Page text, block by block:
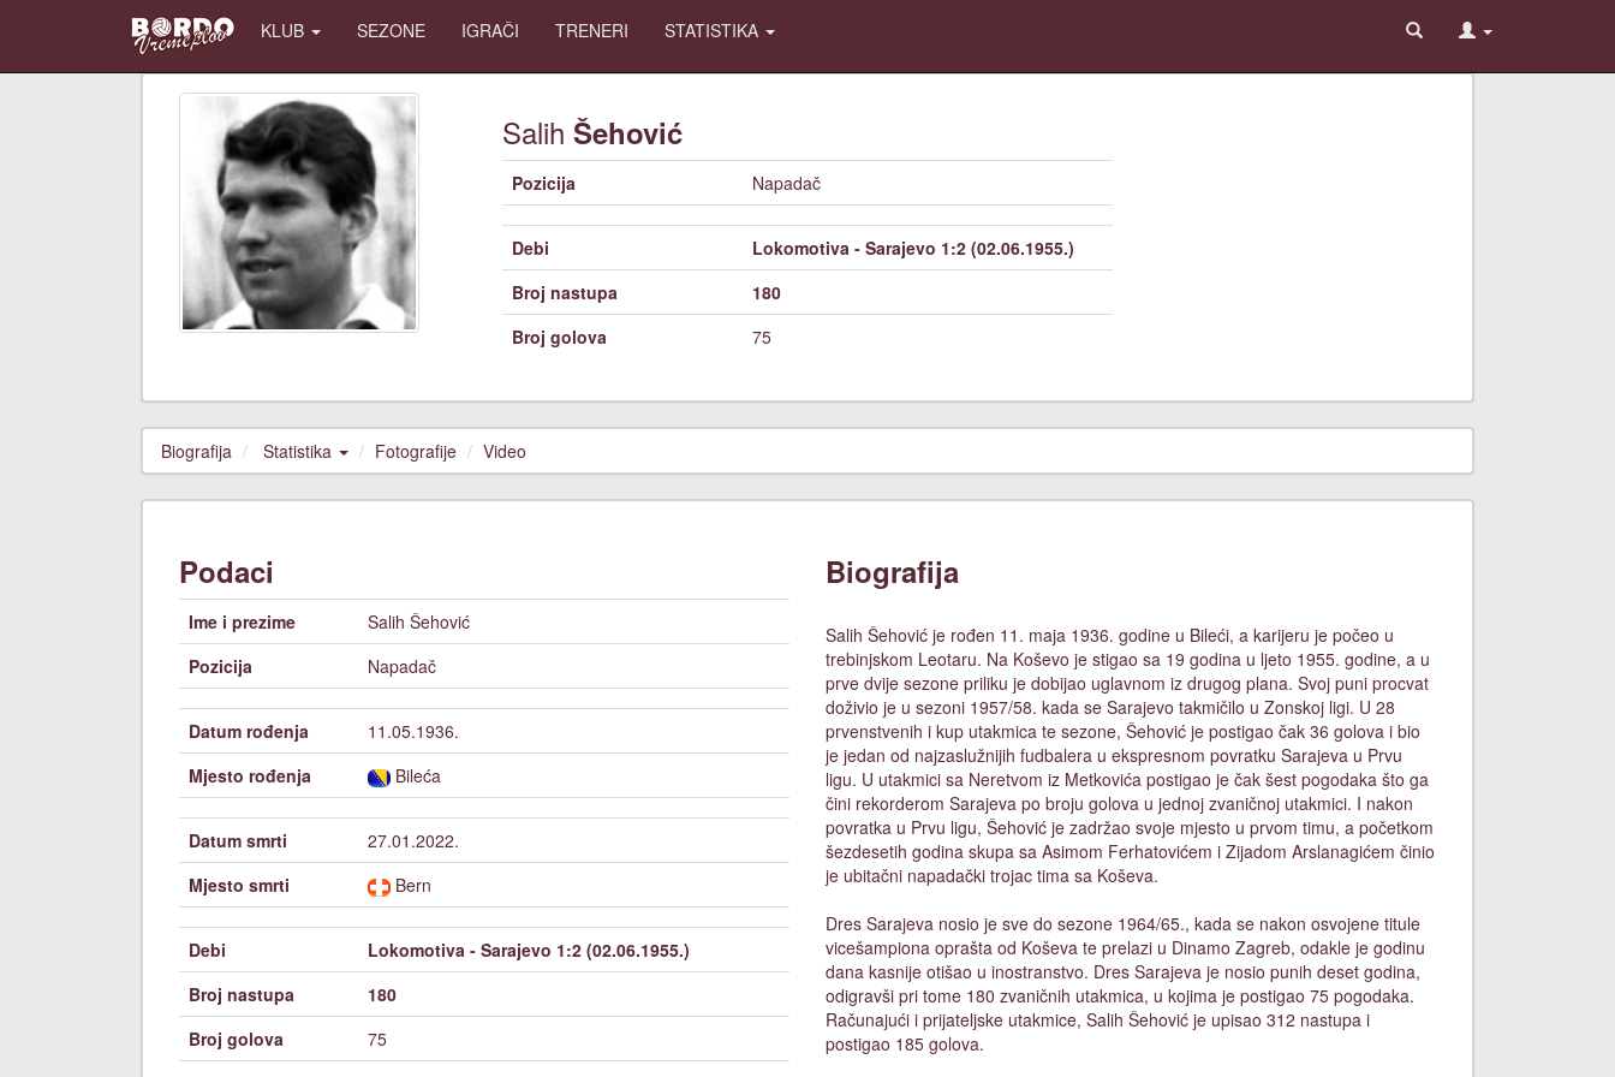
KLUB SEZONE IGRAČI TRENERI STATISTIKA
Salih Šehović
Pozicija Napadač
Debi
Lokomotiva - Sarajevo 1:2 (02.06.1955.)
Broj nastupa
180
Broj golova
75
Biografija Statistika Fotografije Video
Podaci
Ime i prezime
Salih Šehović
Pozicija
Napadač
Datum rođenja
11.05.1936.
Mjesto rođenja
Bileća
Datum smrti
27.01.2022.
Mjesto smrti
Bern
Debi
Lokomotiva - Sarajevo 1:2 (02.06.1955.)
Broj nastupa
180
Broj golova
75
Biografija
Salih Šehović je rođen 11. maja 1936. godine u Bileći, a karijeru je počeo u
trebinjskom Leotaru. Na Koševo je stigao sa 19 godina u ljeto 1955. godine, a u
prve dvije sezone priliku je dobijao uglavnom iz drugog plana. Svoj puni procvat
doživio je u sezoni 1957/58. kada se Sarajevo takmičilo u Zonskoj ligi. U 28
prvenstvenih i kup utakmica te sezone, Šehović je postigao čak 36 golova i bio
je jedan od najzaslužnijih fudbalera u ekspresnom povratku Sarajeva u Prvu
ligu. U utakmici sa Neretvom iz Metkovića postigao je čak šest pogodaka što ga
čini rekorderom Sarajeva po broju golova u jednoj zvaničnoj utakmici. I nakon
povratka u Prvu ligu, Šehović je zadržao svoje mjesto u prvom timu, a početkom
šezdesetih godina skupa sa Asimom Ferhatovićem i Zijadom Arslanagićem činio
je ubitačni napadački trojac tima sa Koševa.
Dres Sarajeva nosio je sve do sezone 1964/65., kada se nakon osvojene titule
vicešampiona oprašta od Koševa te prelazi u Dinamo Zagreb, odakle je godinu
dana kasnije otišao u inostranstvo. Dres Sarajeva je nosio punih deset godina,
odigravši pri tome 180 zvaničnih utakmica, u kojima je postigao 75 pogodaka.
Računajući i prijateljske utakmice, Salih Šehović je upisao 312 nastupa i
postigao 185 golova.